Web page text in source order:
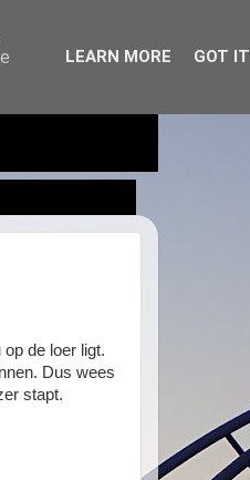
de loer ligt.
Dus wees
stapt.
LEARN MORE GOT IT